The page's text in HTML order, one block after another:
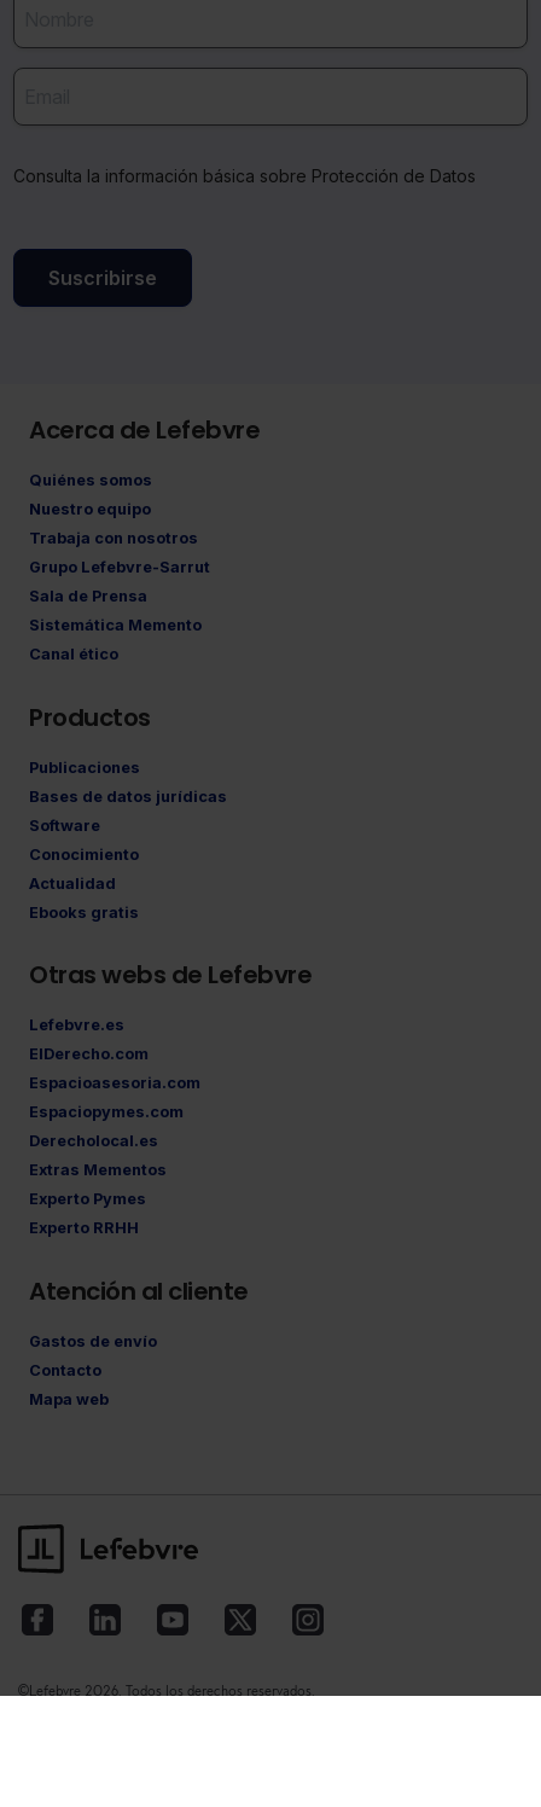
Consulta la información básica sobre Protección de Datos
Suscribirse
Acerca de Lefebvre
Quiénes somos
Nuestro equipo
Trabaja con nosotros
Grupo Lefebvre-Sarrut
Sala de Prensa
Sistemática Memento
Canal ético
Productos
Publicaciones
Bases de datos jurídicas
Software
Conocimiento
Actualidad
Ebooks gratis
Otras webs de Lefebvre
Lefebvre.es
ElDerecho.com
Espacioasesoria.com
Espaciopymes.com
Derecholocal.es
Extras Mementos
Experto Pymes
Experto RRHH
Atención al cliente
Gastos de envío
Contacto
Mapa web
©Lefebvre 2026. Todos los derechos reservados.